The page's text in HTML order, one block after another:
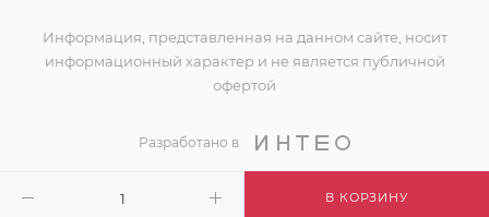
В КОРЗИНУ
Информация, представленная на данном сайте, носит
информационный характер и не является публичной
офертой
Разработано в